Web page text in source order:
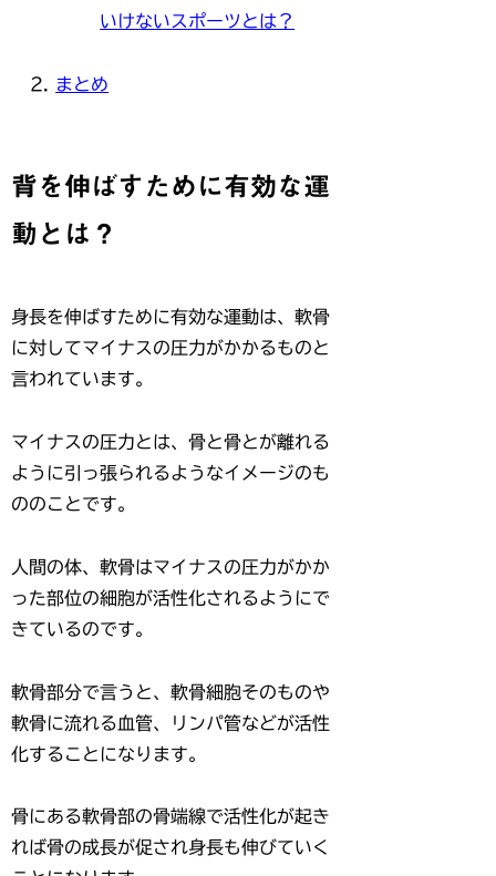
いけないスポーツとは？
まとめ
背を伸ばすために有効な運
動とは？
身長を伸ばすために有効な運動は、軟骨
に対してマイナスの圧力がかかるものと
言われています。
マイナスの圧力とは、骨と骨とが離れる
ように引っ張られるようなイメージのも
ののことです。
人間の体、軟骨はマイナスの圧力がかか
った部位の細胞が活性化されるようにで
きているのです。
軟骨部分で言うと、軟骨細胞そのものや
軟骨に流れる血管、リンパ管などが活性
化することになります。
骨にある軟骨部の骨端線で活性化が起き
れば骨の成長が促され身長も伸びていく